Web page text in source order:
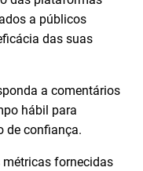
a públicos
das suas
a comentários
hábil para
de confiança.
métricas fornecidas